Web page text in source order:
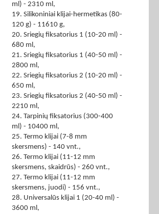
ml) - 2310 ml,
19. Silikoniniai klijai-hermetikas (80-
120 g) - 11610 g,
20. Sriegių fiksatorius 1 (10-20 ml) -
680 ml,
21. Sriegių fiksatorius 1 (40-50 ml) -
2800 ml,
22. Sriegių fiksatorius 2 (10-20 ml) -
650 ml,
23. Sriegių fiksatorius 2 (40-50 ml) -
2210 ml,
24. Tarpinių fiksatorius (300-400
ml) - 10400 ml,
25. Termo klijai (7-8 mm
skersmens) - 140 vnt.,
26. Termo klijai (11-12 mm
skersmens, skaidrūs) - 260 vnt.,
27. Termo klijai (11-12 mm
skersmens, juodi) - 156 vnt.,
28. Universalūs klijai 1 (20-40 ml) -
3600 ml,